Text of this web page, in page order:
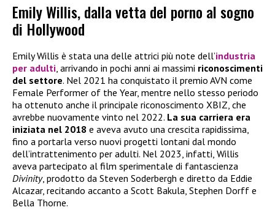
Emily Willis, dalla vetta del porno al sogno
di Hollywood
Emily Willis è stata una delle attrici più note dell’industria
per adulti, arrivando in pochi anni ai massimi riconoscimenti
del settore. Nel 2021 ha conquistato il premio AVN come
Female Performer of the Year, mentre nello stesso periodo
ha ottenuto anche il principale riconoscimento XBIZ, che
avrebbe nuovamente vinto nel 2022. La sua carriera era
iniziata nel 2018 e aveva avuto una crescita rapidissima,
fino a portarla verso nuovi progetti lontani dal mondo
dell’intrattenimento per adulti. Nel 2023, infatti, Willis
aveva partecipato al film sperimentale di fantascienza
Divinity, prodotto da Steven Soderbergh e diretto da Eddie
Alcazar, recitando accanto a Scott Bakula, Stephen Dorff e
Bella Thorne.